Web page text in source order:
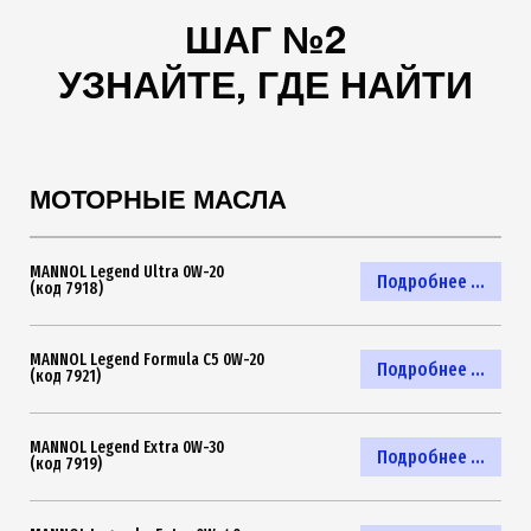
ШАГ №2
УЗНАЙТЕ, ГДЕ НАЙТИ
МОТОРНЫЕ МАСЛА
Подробнее ...
MANNOL Legend Ultra 0W-20
(код 7918)
Подробнее ...
MANNOL Legend Formula C5 0W-20
(код 7921)
Подробнее ...
MANNOL Legend Extra 0W-30
(код 7919)